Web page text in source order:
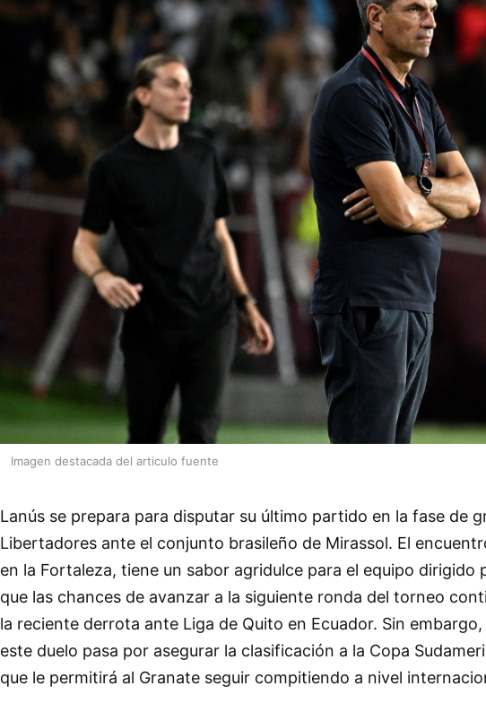
Imagen destacada del articulo fuente
Lanús se prepara para disputar su último partido en la fase de
Libertadores ante el conjunto brasileño de Mirassol. El
en la Fortaleza, tiene un sabor agridulce para el equipo dirigido
que las chances de avanzar a la siguiente ronda del torneo
la reciente derrota ante Liga de Quito en Ecuador. Sin
este duelo pasa por asegurar la clasificación a la Copa
que le permitirá al Granate seguir compitiendo a nivel